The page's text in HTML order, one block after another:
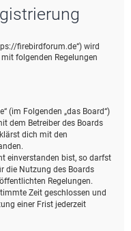
firebirdforum.de“) wird
folgenden Regelungen
(im Folgenden „das Board“)
dem Betreiber des Boards
dich mit den
einverstanden bist, so darfst
die Nutzung des Boards
Regelungen.
Zeit geschlossen und
einer Frist jederzeit